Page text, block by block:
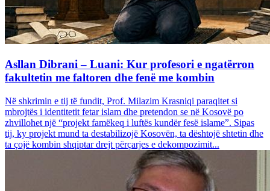
Asllan Dibrani – Luani: Kur profesori e ngatërron
fakultetin me faltoren dhe fenë me kombin
Në shkrimin e tij të fundit, Prof. Milazim Krasniqi paraqitet si
mbrojtës i identitetit fetar islam dhe pretendon se në Kosovë po
zhvillohet një “projekt famëkeq i luftës kundër fesë islame”. Sipas
tij, ky projekt mund ta destabilizojë Kosovën, ta dështojë shtetin dhe
ta çojë kombin shqiptar drejt përçarjes e dekompozimit...